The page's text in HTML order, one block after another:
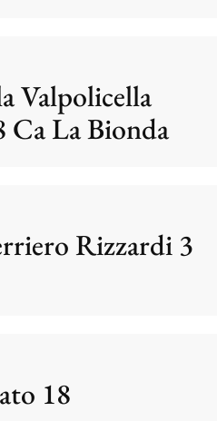
Valpolicella
Ca La Bionda
Rizzardi 3
18